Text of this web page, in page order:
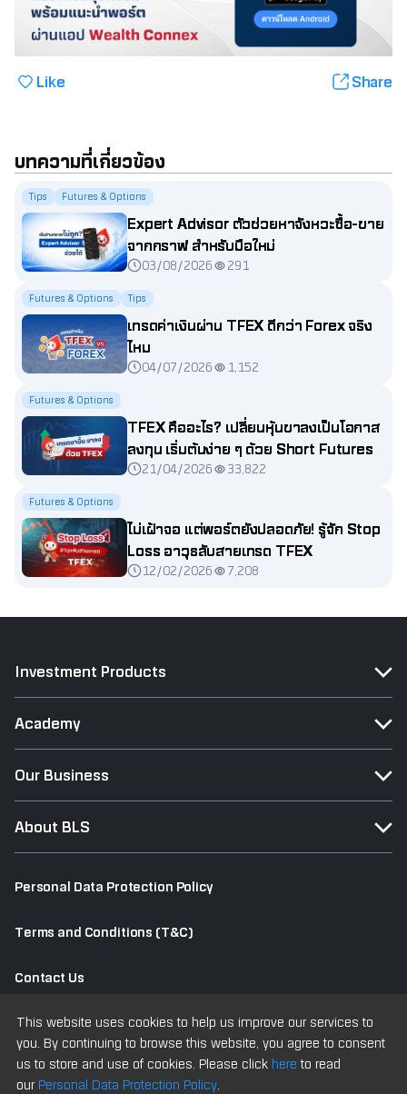
Like Share
บทความที่เกี่ยวข้อง
Tips Futures & Options
Expert Advisor ตัวช่วยหาจังหวะซื้อ-ขาย
จากกราฟ สำหรับมือใหม่
03/08/2026 291
Futures & Options Tips
เทรดค่าเงินผ่าน TFEX ดีกว่า Forex จริง
ไหม
04/07/2026 1,152
Futures & Options
TFEX คืออะไร? เปลี่ยนหุ้นขาลงเป็นโอกาส
ลงทุน เริ่มต้นง่าย ๆ ด้วย Short Futures
21/04/2026 33,822
Futures & Options
ไม่เฝ้าจอ แต่พอร์ตยังปลอดภัย! รู้จัก Stop
Loss อาวุธลับสายเทรด TFEX
12/02/2026 7,208
This website uses cookies to help us improve our services to
you. By continuing to browse this website, you agree to consent
us to store and use of cookies. Please click hereto read
ourPersonal Data Protection Policy.
Investment Products
Academy
Our Business
About BLS
Personal Data Protection Policy
Terms and Conditions (T&C)
Contact Us
Old Website